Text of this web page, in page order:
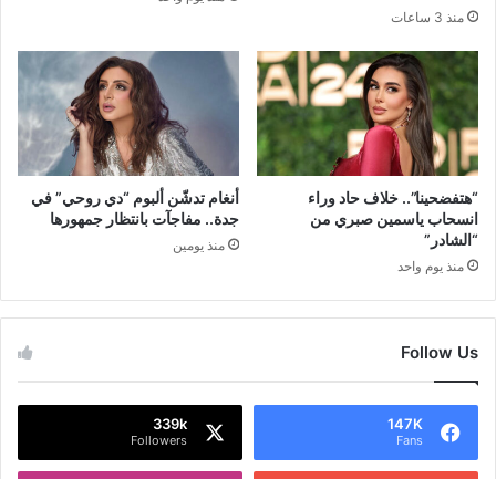
منذ 3 ساعات
“هتفضحينا”.. خلاف حاد وراء
انسحاب ياسمين صبري من
“الشادر”
منذ يوم واحد
أنغام تدشّن ألبوم “دي روحي” في
جدة.. مفاجآت بانتظار جمهورها
منذ يومين
Follow Us
147K
Fans
339k
Followers